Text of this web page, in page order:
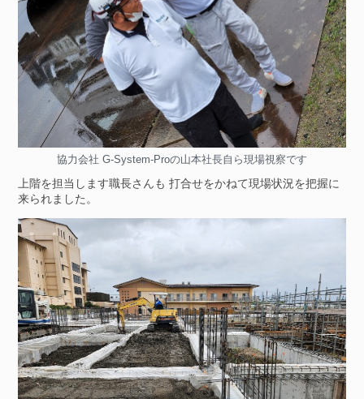
協力会社 G-System-Proの山本社長自ら現場視察です
上階を担当します職長さんも 打合せをかねて現場状況を把握に
来られました。